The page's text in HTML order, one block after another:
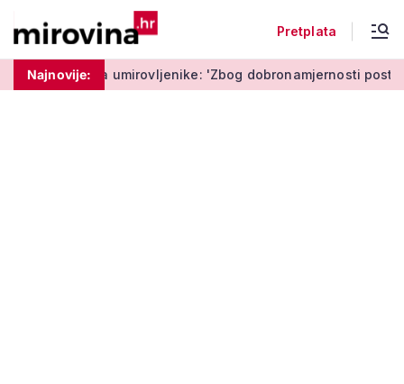
Pretplata
Najnovije: 'Zbog dobronamjernosti postaju meta prijevare'